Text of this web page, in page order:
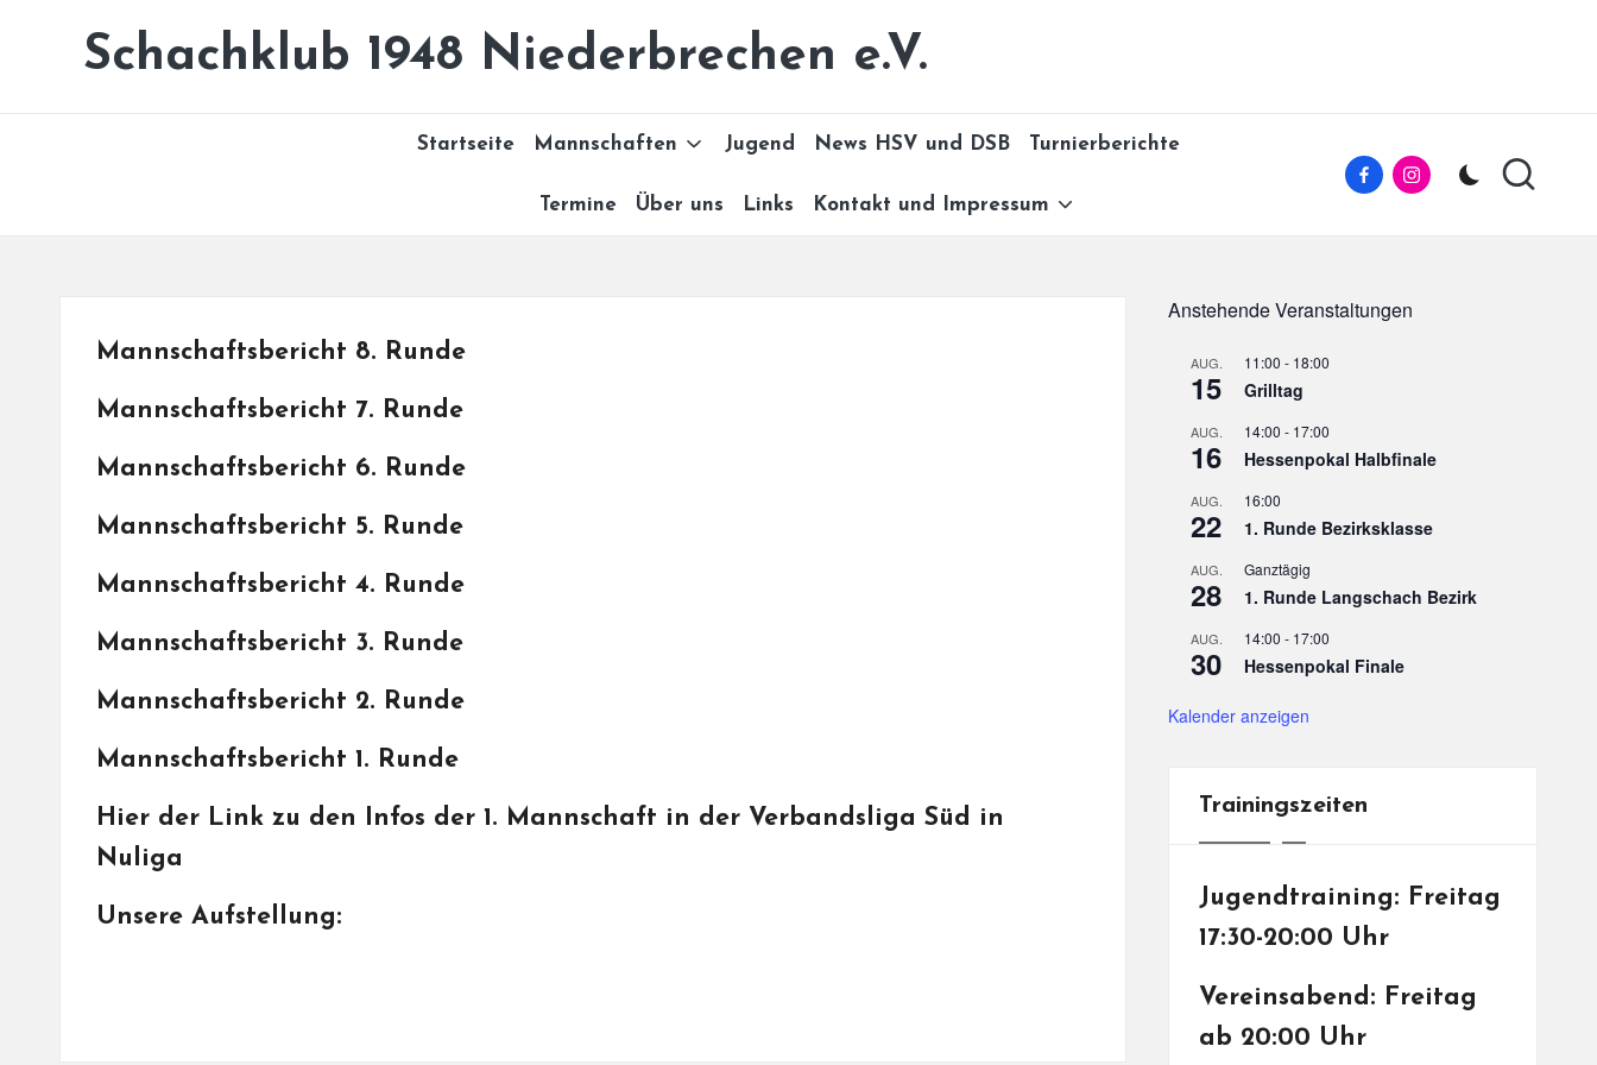
Schachklub 1948 Niederbrechen e.V.
Startseite Mannschaften Jugend News HSV und DSB Turnierberichte
Termine Über uns Links Kontakt und Impressum
Facebook
Instagram
Mannschaftsbericht 8. Runde
Mannschaftsbericht 7. Runde
Mannschaftsbericht 6. Runde
Mannschaftsbericht 5. Runde
Mannschaftsbericht 4. Runde
Mannschaftsbericht 3. Runde
Mannschaftsbericht 2. Runde
Mannschaftsbericht 1. Runde
Hier der Link zu den Infos der 1. Mannschaft in der Verbandsliga Süd in
Nuliga
Unsere Aufstellung:
Anstehende Veranstaltungen
AUG.
15
11:00 - 18:00
Grilltag
AUG.
16
14:00 - 17:00
Hessenpokal Halbfinale
AUG.
22
16:00
1. Runde Bezirksklasse
AUG.
28
Ganztägig
1. Runde Langschach Bezirk
AUG.
30
14:00 - 17:00
Hessenpokal Finale
Kalender anzeigen
Trainingszeiten
Jugendtraining: Freitag
17:30-20:00 Uhr
Vereinsabend: Freitag
ab 20:00 Uhr